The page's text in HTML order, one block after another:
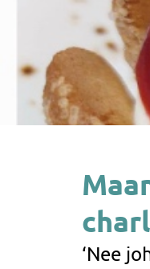
‘Nee